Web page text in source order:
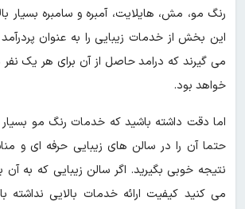
رنگ مو، مش، هایلایت، آمبره و سامبره بسیار
این بخش از خدمات زیبایی را به عنوان
می گیرند که درامد حاصل از آن برای هر یک
خواهد بود.
اما دقت داشته باشید که خدمات رنگ مو
حتما آن را در سالن های زیبایی حرفه ای و
نتیجه خوبی بگیرید. اگر سالن زیبایی که به آن
می کنید کیفیت ارائه خدمات بالایی نداشته